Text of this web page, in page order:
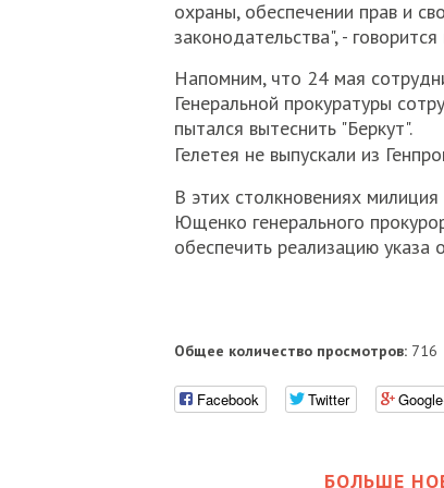
охраны, обеспечении прав и
законодательства", -
Напомним, что 24 мая
Генеральной прокуратуры
пытался вытеснить "Беркут".
Гелетея не выпускали из
В этих столкновениях
Ющенко генерального
обеспечить реализацию указа
Общее количество просмотров:716
Facebook Twitter
БОЛЬШЕ